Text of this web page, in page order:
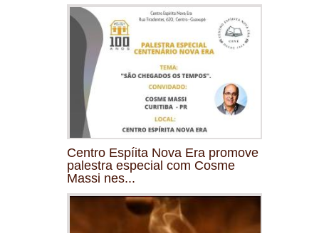
Centro Espíita Nova Era promove
palestra especial com Cosme
Massi nes...